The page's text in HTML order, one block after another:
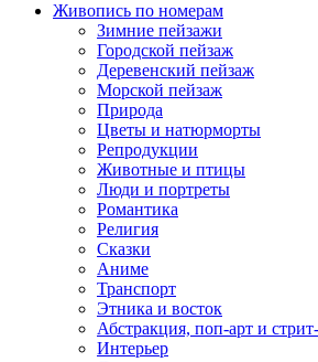
Живопись по номерам
Зимние пейзажи
Городской пейзаж
Деревенский пейзаж
Морской пейзаж
Природа
Цветы и натюрморты
Репродукции
Животные и птицы
Люди и портреты
Романтика
Религия
Сказки
Аниме
Транспорт
Этника и восток
Абстракция, поп-арт и
Интерьер